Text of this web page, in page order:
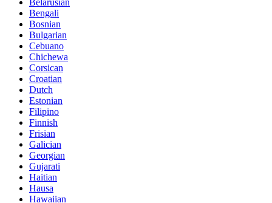
Bengali
Bosnian
Bulgarian
Cebuano
Chichewa
Corsican
Croatian
Dutch
Estonian
Filipino
Finnish
Frisian
Galician
Georgian
Gujarati
Haitian
Hausa
Hawaiian